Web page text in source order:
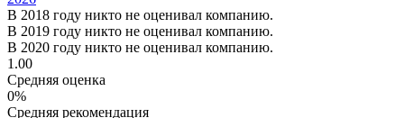
В 2018 году никто не оценивал компанию.
В 2019 году никто не оценивал компанию.
В 2020 году никто не оценивал компанию.
1.00
Средняя оценка
0%
Средняя рекомендация